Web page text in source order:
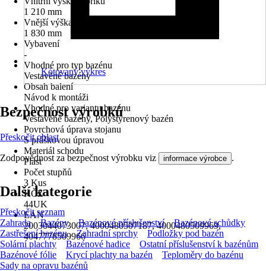
1 210 mm
Vnější výška žebříku
1 830 mm
Vybavení
-
Vhodné pro typ bazénu
Vestavěné bazény
Obsah balení
Návod k montáži
Vhodné pro variantu bazénu
Vestavěné bazény, Polystyrenový bazén
Povrchová úprava stojanu
S práškovou úpravou
Materiál schodu
Plast
Počet stupňů
3 Kus
KČZ
44UK
EAN
2003044073007, 4000480507187, 4000480509969,
4047778509966
Kótovaný výkres
Bezpečnost výrobků
Přeskočit oblast
Zodpovědnost za bezpečnost výrobku viz informace výrobce .
Další kategorie
Přeskočit seznam
Zahrada
Bazény Bazénové příslušenství
Bazénové schůdky
Zastřešení bazénu
Zahradní sprchy
Podložky pod bazén
Solární plachty
Bazénové hadice
Ostatní příslušenství k bazénům
Bazénové fólie
Krycí plachty na bazén
Teploměry do bazénu
Sady na opravu bazénů